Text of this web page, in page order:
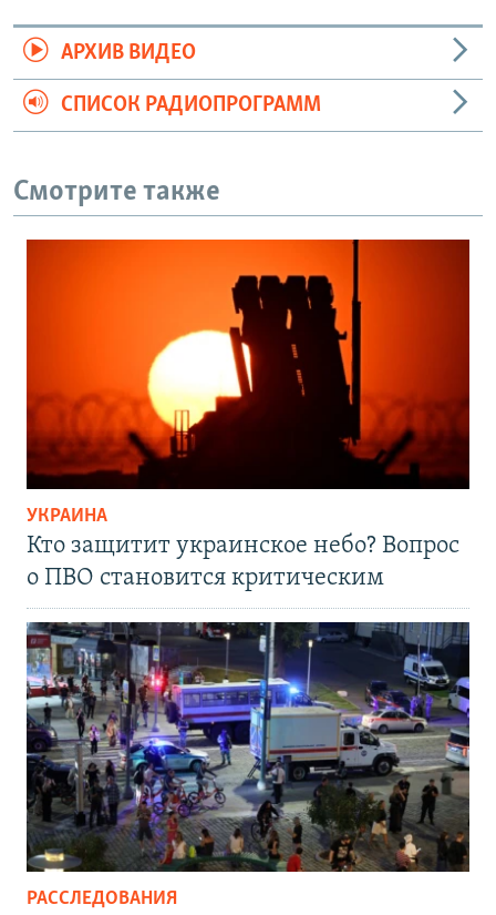
АРХИВ ВИДЕО
СПИСОК РАДИОПРОГРАММ
Смотрите также
УКРАИНА
Кто защитит украинское небо? Вопрос
о ПВО становится критическим
РАССЛЕДОВАНИЯ